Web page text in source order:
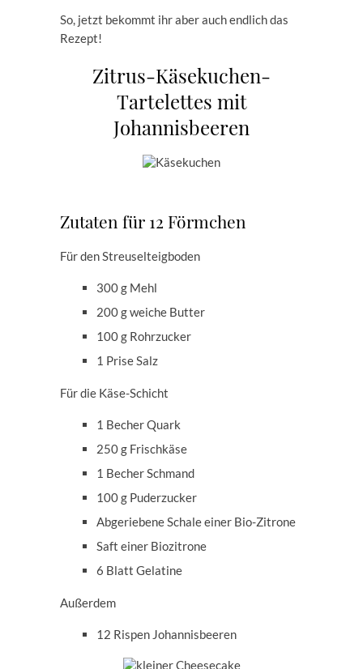
So, jetzt bekommt ihr aber auch endlich das
Rezept!
Zitrus-Käsekuchen-
Tartelettes mit
Johannisbeeren
Zutaten für 12 Förmchen
Für den Streuselteigboden
300 g Mehl
200 g weiche Butter
100 g Rohrzucker
1 Prise Salz
Für die Käse-Schicht
1 Becher Quark
250 g Frischkäse
1 Becher Schmand
100 g Puderzucker
Abgeriebene Schale einer Bio-Zitrone
Saft einer Biozitrone
6 Blatt Gelatine
Außerdem
12 Rispen Johannisbeeren